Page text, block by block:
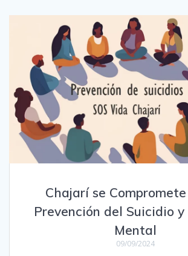
Chajarí se
Prevención del Suicidio
Mental
09/09/2024